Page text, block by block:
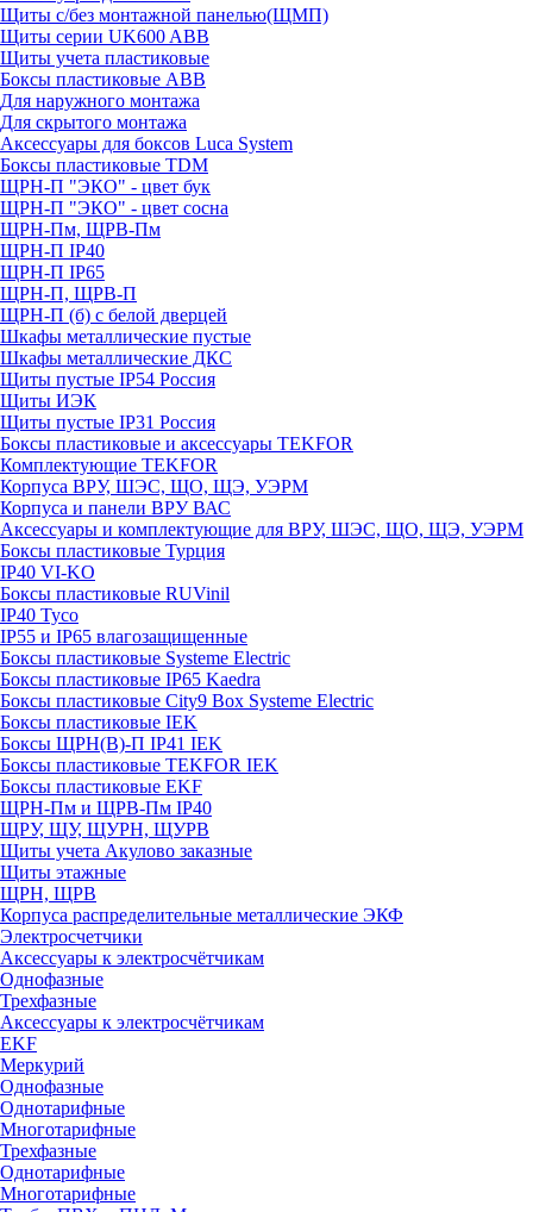
Щиты с/без монтажной панелью(ЩМП)
Щиты серии UK600 ABB
Щиты учета пластиковые
Боксы пластиковые ABB
Для наружного монтажа
Для скрытого монтажа
Аксессуары для боксов Luca System
Боксы пластиковые TDM
ЩРН-П "ЭКО" - цвет бук
ЩРН-П "ЭКО" - цвет сосна
ЩРН-Пм, ЩРВ-Пм
ЩРН-П IP40
ЩРН-П IP65
ЩРН-П, ЩРВ-П
ЩРН-П (б) с белой дверцей
Шкафы металлические пустые
Шкафы металлические ДКС
Щиты пустые IP54 Россия
Щиты ИЭК
Щиты пустые IP31 Россия
Боксы пластиковые и аксессуары TEKFOR
Комплектующие TEKFOR
Корпуса ВРУ, ШЭС, ЩО, ЩЭ, УЭРМ
Корпуса и панели ВРУ ВАС
Аксессуары и комплектующие для ВРУ, ШЭС, ЩО, ЩЭ, УЭРМ
Боксы пластиковые Турция
IP40 VI-KO
Боксы пластиковые RUVinil
IP40 Тусо
IP55 и IP65 влагозащищенные
Боксы пластиковые Systeme Electric
Боксы пластиковые IP65 Kaedra
Боксы пластиковые City9 Box Systeme Electric
Боксы пластиковые IEK
Боксы ЩРН(В)-П IP41 IEK
Боксы пластиковые TEKFOR IEK
Боксы пластиковые EKF
ЩРН-Пм и ЩРВ-Пм IP40
ЩРУ, ЩУ, ЩУРН, ЩУРВ
Щиты учета Акулово заказные
Щиты этажные
ЩРН, ЩРВ
Корпуса распределительные металлические ЭКФ
Электросчетчики
Аксессуары к электросчётчикам
Однофазные
Трехфазные
Аксессуары к электросчётчикам
EKF
Меркурий
Однофазные
Однотарифные
Многотарифные
Трехфазные
Однотарифные
Многотарифные